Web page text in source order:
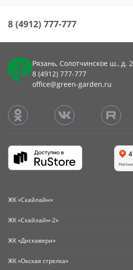
8 (4912) 777-777
Рязань, Солотчинское ш., д. 2
8 (4912) 777-777
office@green-garden.ru
ЖК «Скайлайн»
ЖК «Скайлайн-2»
ЖК «Дискавери»
ЖК «Окская стрелка»